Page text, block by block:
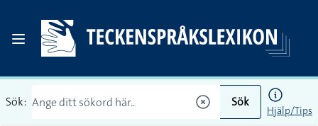
Sök: Sök
Hjälp/Tips